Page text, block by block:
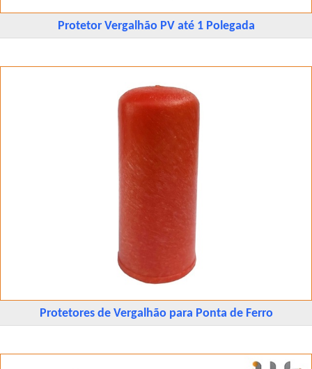
Protetor Vergalhão PV até 1 Polegada
Protetores de Vergalhão para Ponta de Ferro